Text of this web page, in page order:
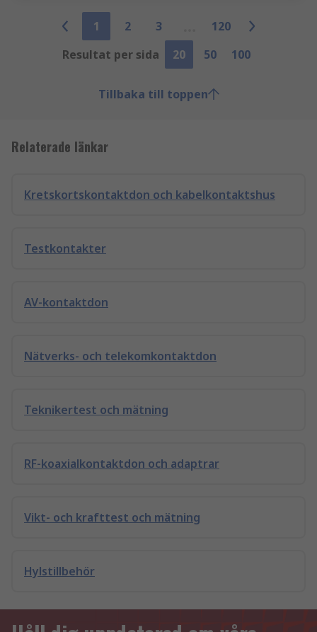
1 2 3
120
Resultat per sida
20 50 100
Tillbaka till toppen
Relaterade länkar
Kretskortskontaktdon och kabelkontaktshus
Testkontakter
AV-kontaktdon
Nätverks- och telekomkontaktdon
Teknikertest och mätning
RF-koaxialkontaktdon och adaptrar
Vikt- och krafttest och mätning
Hylstillbehör